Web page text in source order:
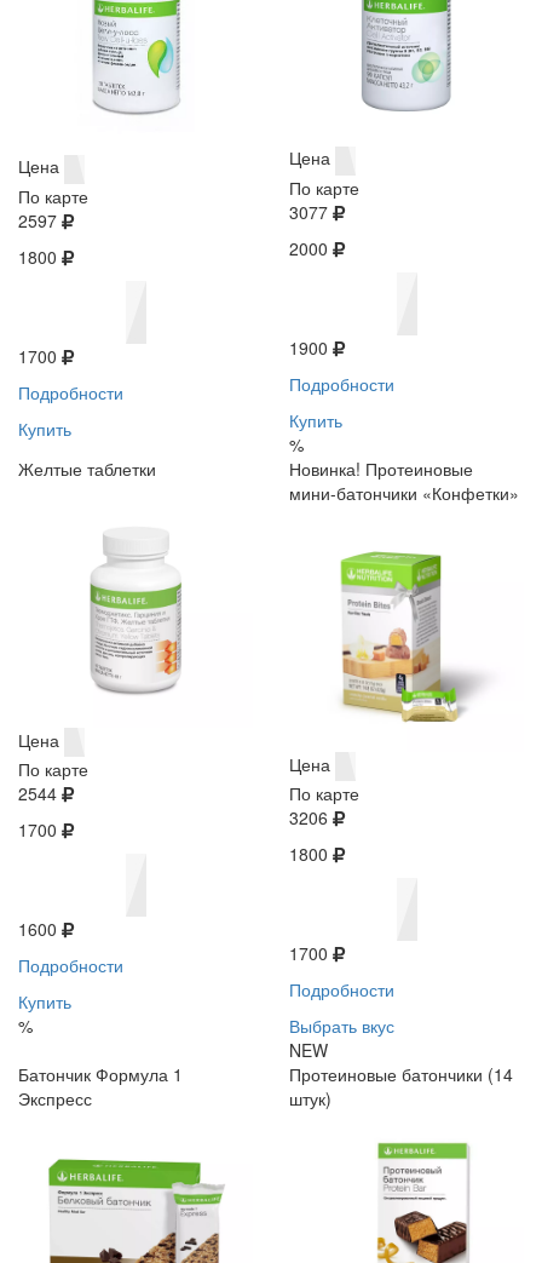
Цена
По карте
2597
1800
1700
Подробности
Купить
Цена
По карте
3077
2000
1900
Подробности
Купить
%
Желтые таблетки
Цена
По карте
2544
1700
1600
Подробности
Купить
%
Новинка! Протеиновые
мини-батончики «Конфетки»
Цена
По карте
3206
1800
1700
Подробности
Выбрать вкус
NEW
Батончик Формула 1
Экспресс
Протеиновые батончики (14
штук)